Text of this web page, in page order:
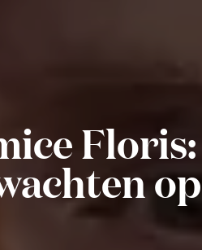
Floris:
op